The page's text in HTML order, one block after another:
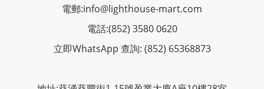
電郵:info@lighthouse-mart.com
電話:(852) 3580 0620
立即WhatsApp 查詢: (852) 65368873